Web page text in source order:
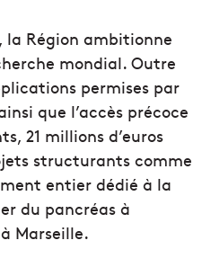
la Région ambitionne
mondial. Outre
permises par
que l’accès précoce
21 millions d’euros
structurants comme
entier dédié à la
du pancréas à
Marseille.